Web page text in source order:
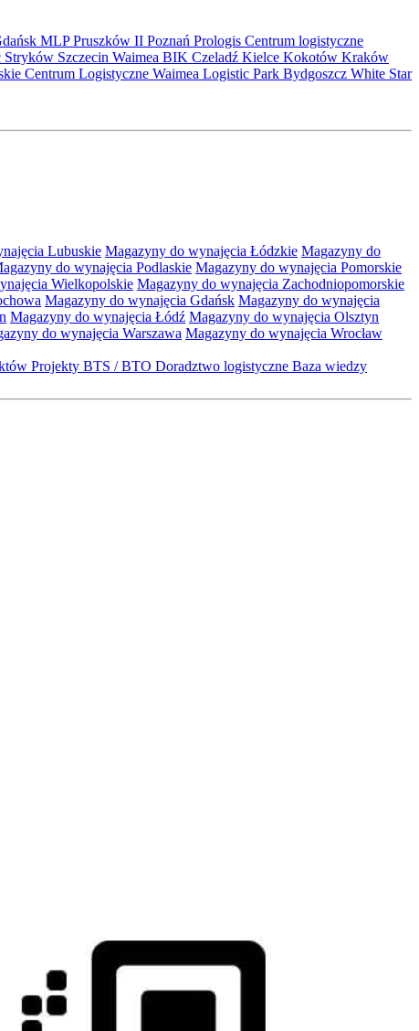
MLP Pruszków II Poznań Prologis Centrum logistyczne
Stryków Szczecin Waimea BIK Czeladź Kielce Kokotów Kraków
Centrum Logistyczne Waimea Logistic Park Bydgoszcz White Star
Lubuskie Magazyny do wynajęcia Łódzkie Magazyny do
do wynajęcia Podlaskie Magazyny do wynajęcia Pomorskie
Wielkopolskie Magazyny do wynajęcia Zachodniopomorskie
Magazyny do wynajęcia Gdańsk Magazyny do wynajęcia
Magazyny do wynajęcia Łódź Magazyny do wynajęcia Olsztyn
do wynajęcia Warszawa Magazyny do wynajęcia Wrocław
Projekty BTS / BTO Doradztwo logistyczne Baza wiedzy